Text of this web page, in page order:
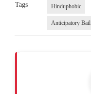
Tags Hinduphobic
Anticipatory Bail